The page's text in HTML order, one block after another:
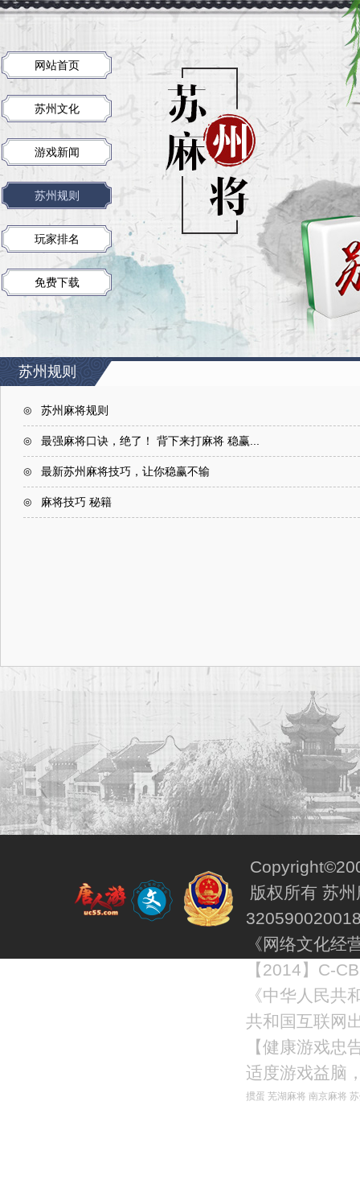
网站首页
苏州文化
游戏新闻
苏州规则
玩家排名
免费下载
苏州规则
◎ 苏州麻将规则
◎ 最强麻将口诀，绝了！ 背下来打麻将 稳赢...
◎ 最新苏州麻将技巧，让你稳赢不输
◎ 麻将技巧 秘籍
版权所有 苏
《网络文化经
【2014】C-
《中华人民
共和国互联网
【健康游戏
适度游戏益脑
掼蛋 芜湖麻将 南京麻将